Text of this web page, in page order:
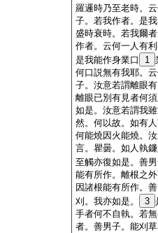
羅邏時乃至老時。
子。若我作者。是
盛時衰時。若我爾
作者。云何一人有
是我能作身業口
1
何口説無有我耶。
子。汝意若謂離眼
離眼已別有見者何
如是。汝意若謂我
然。何以故。如有
何能燒因火能燒。
言。瞿曇。如人執
至觸亦復如是。善
能有所作。離根之
因諸根能有所作。
刈。我亦如是。
3
手者何不自執。若
者。善男子。能刈